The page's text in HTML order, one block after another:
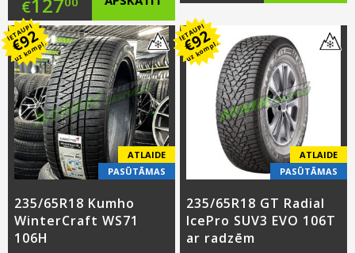
price
was:
€150.00.
€
Current
price
is:
€127.00.
was:
€152.00.
price
is:
€129.00.
IETAUPI
€92
uz kompl.
ATLAIDE
PASŪTĀMAS
235/65R18 Kumho
WinterCraft WS71
106H
IETAUPI
€92
uz kompl.
ATLAIDE
PASŪTĀMAS
235/65R18 GT Radial
IcePro SUV3 EVO 106T
ar radzēm